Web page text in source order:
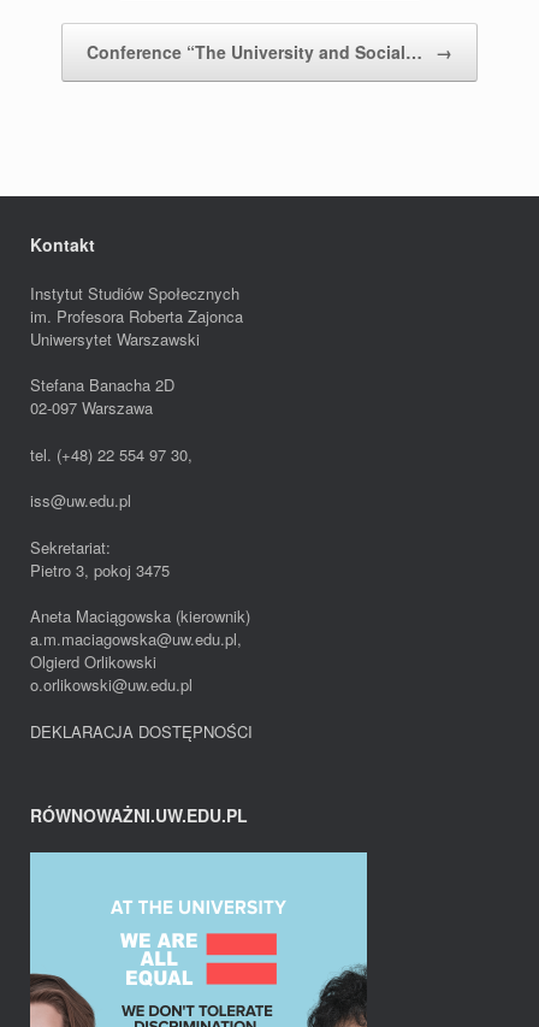
Conference “The University and Social… →
Kontakt
Instytut Studiów Społecznych
im. Profesora Roberta Zajonca
Uniwersytet Warszawski
Stefana Banacha 2D
02-097 Warszawa
tel. (+48) 22 554 97 30,
iss@uw.edu.pl
Sekretariat:
Pietro 3, pokoj 3475
Aneta Maciągowska (kierownik)
a.m.maciagowska@uw.edu.pl,
Olgierd Orlikowski
o.orlikowski@uw.edu.pl
DEKLARACJA DOSTĘPNOŚCI
RÓWNOWAŻNI.UW.EDU.PL